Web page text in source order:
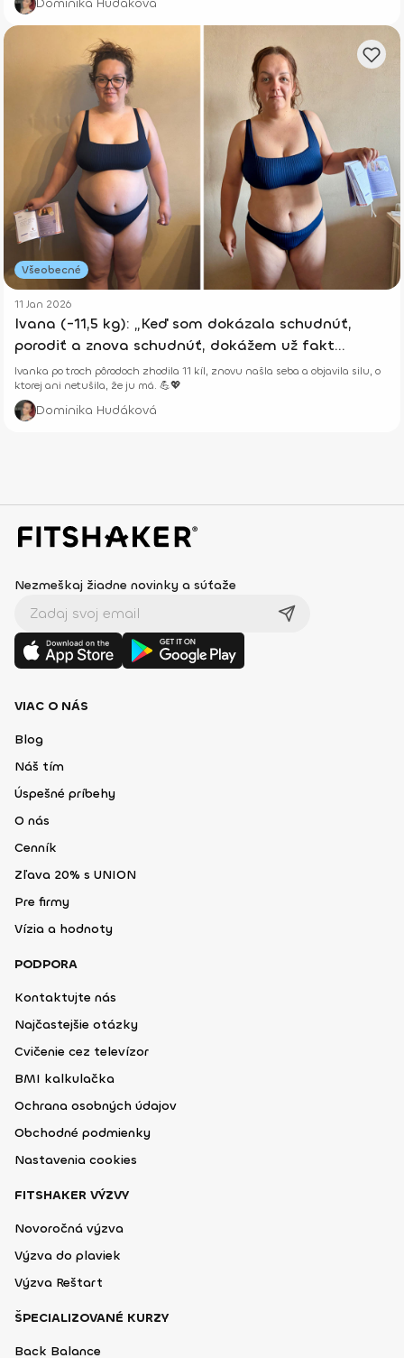
Všeobecné
11 Jan 2026
Ivana (-11,5 kg): „Keď som dokázala schudnúť,
porodiť a znova schudnúť, dokážem už fakt
všetko.“
Ivanka po troch pôrodoch zhodila 11 kíl, znovu našla seba a objavila silu, o
ktorej ani netušila, že ju má. 💪💖
Dominika Hudáková
Nezmeškaj žiadne novinky a súťaže
VIAC O NÁS
Blog
Náš tím
Úspešné príbehy
O nás
Cenník
Zľava 20% s UNION
Pre firmy
Vízia a hodnoty
PODPORA
Kontaktujte nás
Najčastejšie otázky
Cvičenie cez televízor
BMI kalkulačka
Ochrana osobných údajov
Obchodné podmienky
Nastavenia cookies
FITSHAKER VÝZVY
Novoročná výzva
Výzva do plaviek
Výzva Reštart
ŠPECIALIZOVANÉ KURZY
Back Balance